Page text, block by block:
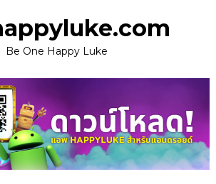
Be One Happy Luke